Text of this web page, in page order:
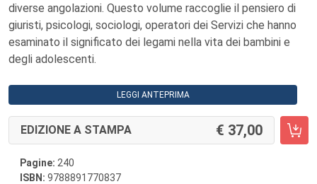
diverse angolazioni. Questo volume raccoglie il pensiero di
giuristi, psicologi, sociologi, operatori dei Servizi che hanno
esaminato il significato dei legami nella vita dei bambini e
degli adolescenti.
LEGGI ANTEPRIMA
EDIZIONE A STAMPA 37,00
Pagine: 240
ISBN: 9788891770837